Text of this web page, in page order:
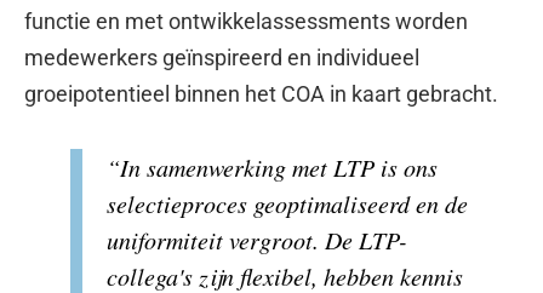
functie en metontwikkelassessmentsworden
medewerkers geïnspireerd en individueel
groeipotentieel binnen het COA in kaart gebracht.
“In samenwerking met LTP is ons
selectieproces geoptimaliseerd en de
uniformiteit vergroot. De LTP-
collega's zijn flexibel, hebben kennis